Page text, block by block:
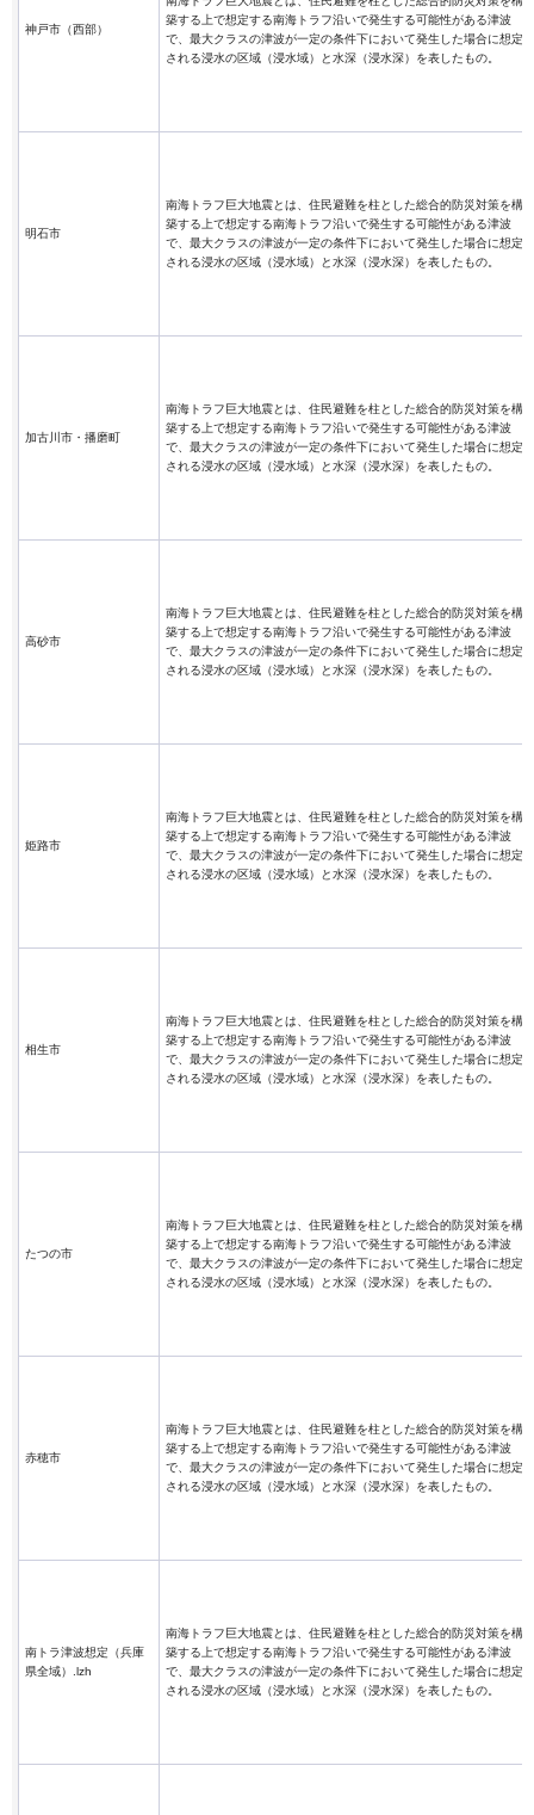
神戸市（西部）
築する上で想定する南海トラフ沿いで発生する可能性がある津波
で、最大クラスの津波が一定の条件下において発生した場合に想定
される浸水の区域（浸水域）と水深（浸水深）を表したもの。
明石市
南海トラフ巨大地震とは、住民避難を柱とした総合的防災対策を構
築する上で想定する南海トラフ沿いで発生する可能性がある津波
で、最大クラスの津波が一定の条件下において発生した場合に想定
される浸水の区域（浸水域）と水深（浸水深）を表したもの。
加古川市・播磨町
南海トラフ巨大地震とは、住民避難を柱とした総合的防災対策を構
築する上で想定する南海トラフ沿いで発生する可能性がある津波
で、最大クラスの津波が一定の条件下において発生した場合に想定
される浸水の区域（浸水域）と水深（浸水深）を表したもの。
高砂市
南海トラフ巨大地震とは、住民避難を柱とした総合的防災対策を構
築する上で想定する南海トラフ沿いで発生する可能性がある津波
で、最大クラスの津波が一定の条件下において発生した場合に想定
される浸水の区域（浸水域）と水深（浸水深）を表したもの。
姫路市
南海トラフ巨大地震とは、住民避難を柱とした総合的防災対策を構
築する上で想定する南海トラフ沿いで発生する可能性がある津波
で、最大クラスの津波が一定の条件下において発生した場合に想定
される浸水の区域（浸水域）と水深（浸水深）を表したもの。
相生市
南海トラフ巨大地震とは、住民避難を柱とした総合的防災対策を構
築する上で想定する南海トラフ沿いで発生する可能性がある津波
で、最大クラスの津波が一定の条件下において発生した場合に想定
される浸水の区域（浸水域）と水深（浸水深）を表したもの。
たつの市
南海トラフ巨大地震とは、住民避難を柱とした総合的防災対策を構
築する上で想定する南海トラフ沿いで発生する可能性がある津波
で、最大クラスの津波が一定の条件下において発生した場合に想定
される浸水の区域（浸水域）と水深（浸水深）を表したもの。
赤穂市
南海トラフ巨大地震とは、住民避難を柱とした総合的防災対策を構
築する上で想定する南海トラフ沿いで発生する可能性がある津波
で、最大クラスの津波が一定の条件下において発生した場合に想定
される浸水の区域（浸水域）と水深（浸水深）を表したもの。
南トラ津波想定（兵庫
県全域）.lzh
南海トラフ巨大地震とは、住民避難を柱とした総合的防災対策を構
築する上で想定する南海トラフ沿いで発生する可能性がある津波
で、最大クラスの津波が一定の条件下において発生した場合に想定
される浸水の区域（浸水域）と水深（浸水深）を表したもの。